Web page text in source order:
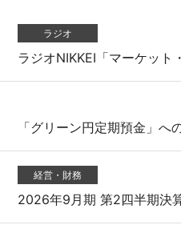
ラジオ
ラジオNIKKEI「マーケット
「グリーン円定期預金」
経営・財務
2026年9月期 第2四半期決